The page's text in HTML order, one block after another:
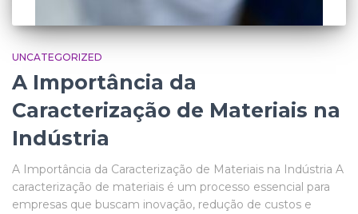
UNCATEGORIZED
A Importância da
Caracterização de Materiais na
Indústria
A Importância da Caracterização de Materiais na Indústria A
caracterização de materiais é um processo essencial para
empresas que buscam inovação, redução de custos e